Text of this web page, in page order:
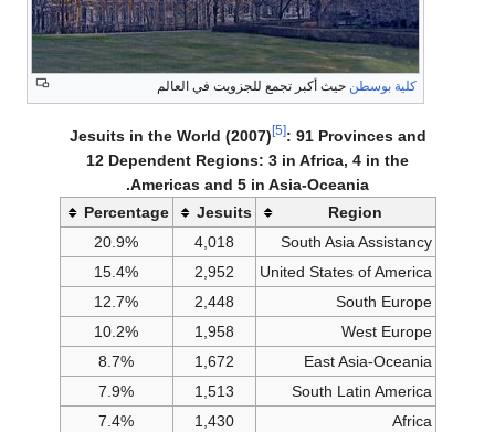
كلية بوسطن حيث أكبر تجمع للجزويت في العالم
Jesuits in the World (2007) [5]: 91 Provinces and
12 Dependent Regions: 3 in Africa, 4 in the
Americas and 5 in Asia-Oceania.
Region
Jesuits
Percentage
South Asia Assistancy
4,018
20.9%
United States of America
2,952
15.4%
South Europe
2,448
12.7%
West Europe
1,958
10.2%
East Asia-Oceania
1,672
8.7%
South Latin America
1,513
7.9%
Africa
1,430
7.4%